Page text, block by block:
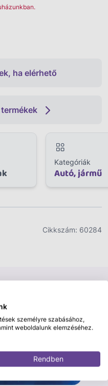
ha elérhető
Kategóriák
Autó, jármű
Cikkszám: 60284
személyre szabásához,
weboldalunk elemzéséhez.
Rendben